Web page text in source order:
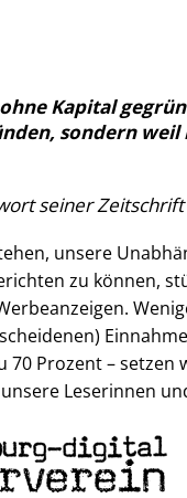
Kapital
sondern weil
seiner Zeitschrift
unsere
zu können,
70 Prozent – setzen
Leserinnen